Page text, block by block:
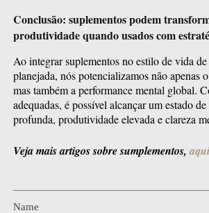
Conclusão: suplementos podem
produtividade quando usados com
Ao integrar suplementos no estilo de vida
planejada, nós potencializamos não apenas
mas também a performance mental global.
adequadas, é possível alcançar um estado
profunda, produtividade elevada e clareza
Veja mais artigos sobre sumplementos,aqui
Name